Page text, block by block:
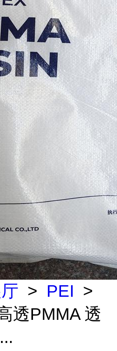
> PEI >
透PMMA 透